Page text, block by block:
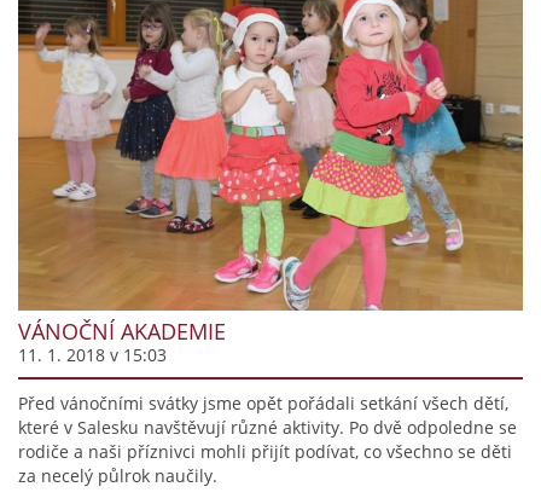
VÁNOČNÍ AKADEMIE
11. 1. 2018 v 15:03
Před vánočními svátky jsme opět pořádali setkání všech dětí,
které v Salesku navštěvují různé aktivity. Po dvě odpoledne se
rodiče a naši příznivci mohli přijít podívat, co všechno se děti
za necelý půlrok naučily.